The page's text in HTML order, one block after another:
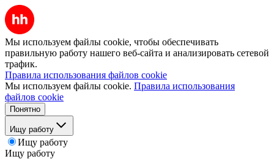
Мы используем файлы cookie, чтобы обеспечивать
правильную работу нашего веб-сайта и анализировать сетевой
трафик.
Правила использования файлов cookie
Мы используем файлы cookie. Правила использования
файлов cookie
Понятно
Ищу работу
Ищу работу
Ищу работу